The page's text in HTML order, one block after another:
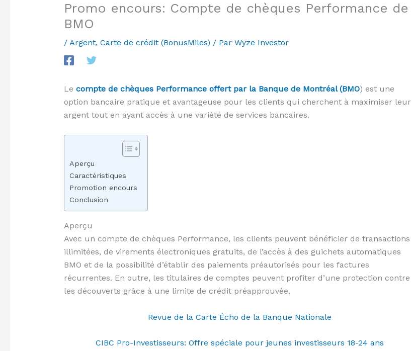
Promo encours: Compte de chèques Performance de
BMO
/ Argent, Carte de crédit (BonusMiles) / Par Wyze Investor
Le compte de chèques Performance offert par la Banque de Montréal (BMO) est une
option bancaire pratique et avantageuse pour les clients qui cherchent à maximiser leur
argent tout en ayant accès à une variété de services bancaires.
Aperçu
Caractéristiques
Promotion encours
Conclusion
Aperçu
Avec un compte de chèques Performance, les clients peuvent bénéficier de transactions
illimitées, de virements électroniques gratuits, de l’accès à des guichets automatiques
BMO et de la possibilité d’établir des paiements préautorisés pour les factures
récurrentes. En outre, les titulaires de comptes peuvent profiter d’une protection contre
les découverts grâce à une limite de crédit préapprouvée.
Revue de la Carte Écho de la Banque Nationale
CIBC Pro-Investisseurs: Offre spéciale pour jeunes investisseurs 18-24 ans